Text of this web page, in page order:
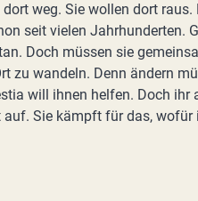
weg. Sie wollen dort
seit vielen Jahrhunderten.
Doch müssen sie
zu wandeln. Denn ändern
will ihnen helfen. Doch ihr
Sie kämpft für das, wofür